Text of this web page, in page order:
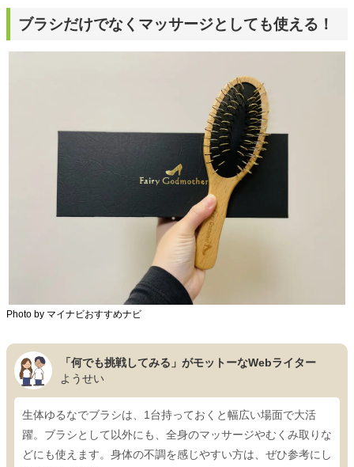
ブラシだけでなくマッサージとしても使える！
Photo by マイナビおすすめナビ
「何でも挑戦してみる」がモットーなWebライター
ようせい
生体ゆるなでブラシは、1台持っておくと幅広い場面で大活
躍。ブラシとして以外にも、全身のマッサージやむくみ取りな
どにも使えます。身体の不調を感じやすい方は、ぜひ参考にし